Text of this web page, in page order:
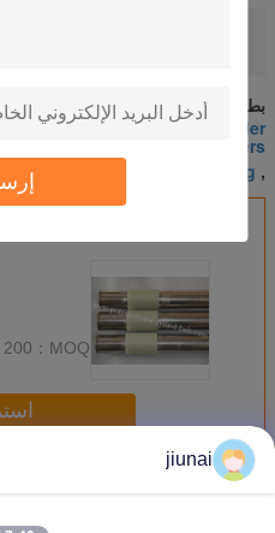
بطاقة:
polyurethane parts, pu roller
polyurethane rollers
,
pu roller coating
rollers
MOQ：
200 Piece
أكثربكرات البولي يوريثان
jiunai